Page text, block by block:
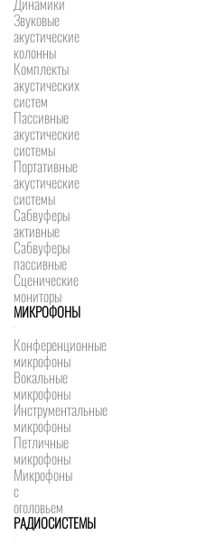
Звуковые
акустические
колонны
Комплекты
акустических
систем
Пассивные
акустические
системы
Портативные
акустические
системы
Сабвуферы
активные
Сабвуферы
пассивные
Сценические
мониторы
МИКРОФОНЫ
Конференционные
микрофоны
Вокальные
микрофоны
Инструментальные
микрофоны
Петличные
микрофоны
Микрофоны
с
оголовьем
РАДИОСИСТЕМЫ